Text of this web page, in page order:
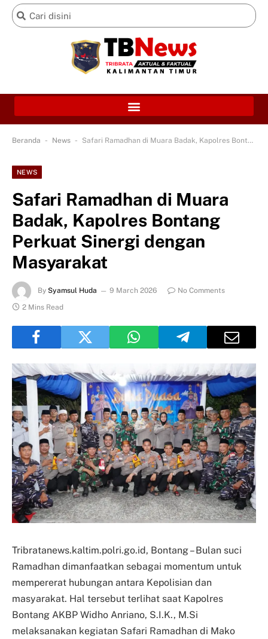
Beranda - News - Safari Ramadhan di Muara Badak, Kapolres Bontang Perkuat Sinergi dengan Masyarakat
NEWS
Safari Ramadhan di Muara
Badak, Kapolres Bontang
Perkuat Sinergi dengan
Masyarakat
By Syamsul Huda 9 March 2026
No Comments
2 Mins Read
Tribratanews.kaltim.polri.go.id, Bontang – Bulan suci
Ramadhan dimanfaatkan sebagai momentum untuk
mempererat hubungan antara Kepolisian dan
masyarakat. Hal tersebut terlihat saat Kapolres
Bontang AKBP Widho Anriano, S.I.K., M.Si
melaksanakan kegiatan Safari Ramadhan di Mako